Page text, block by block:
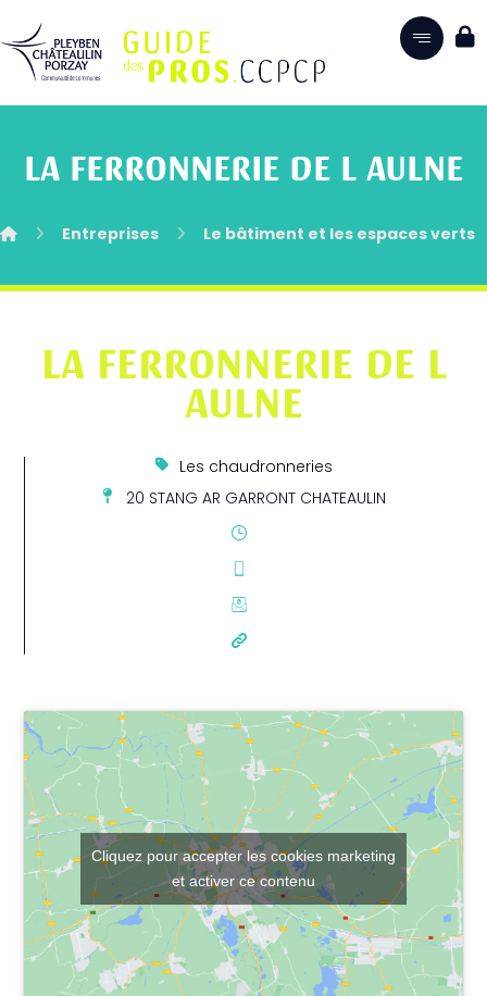
LA FERRONNERIE DE L AULNE
Entreprises Le bâtiment et les espaces verts
LA FERRONNERIE DE L
AULNE
Les chaudronneries
20 STANG AR GARRONT CHATEAULIN
Cliquez pour accepter les cookies marketing
et activer ce contenu